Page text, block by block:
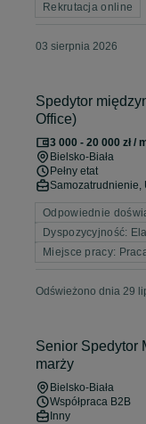
Rekrutacja online
03 sierpnia 2026
Spedytor
Office)
3 000 - 20 000 zł /
Bielsko-Biała
Pełny etat
Samozatrudnienie,
Odpowiednie
Dyspozycyjność:
Miejsce pracy:
Odświeżono dnia 29
Senior Spedytor
marży
Bielsko-Biała
Współpraca B2B
Inny